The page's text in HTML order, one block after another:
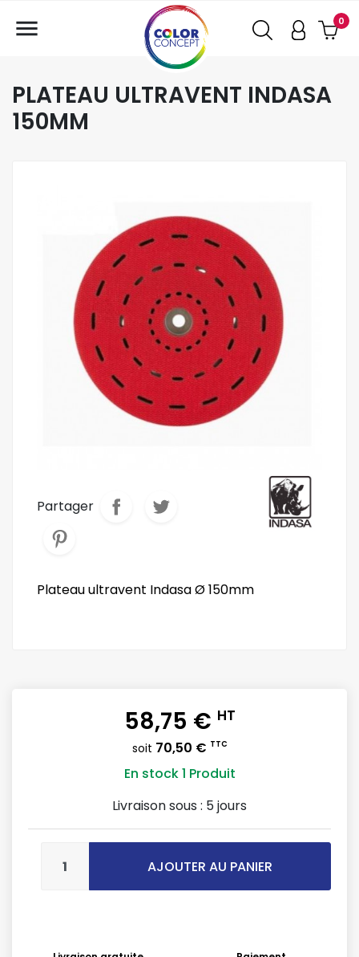
0

PLATEAU ULTRAVENT INDASA
150MM
Partager
Plateau ultravent Indasa Ø 150mm
58,75 € HT
soit 70,50 € TTC
En stock1 Produit
Livraison sous : 5 jours
AJOUTER AU PANIER